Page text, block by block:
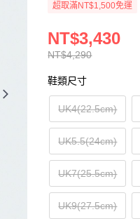
超取滿NT$1,500免運
NT$4,290
NT$3,430
鞋類尺寸
UK4(22.5cm)
UK5.5(24cm)
UK7(25.5cm)
UK9(27.5cm)